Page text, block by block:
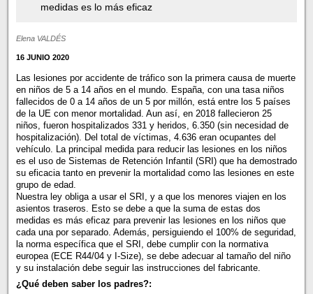
medidas es lo más eficaz
Elena VALDÉS
16 JUNIO 2020
Las lesiones por accidente de tráfico son la primera causa de muerte
en niños de 5 a 14 años en el mundo. España, con una tasa niños
fallecidos de 0 a 14 años de un 5 por millón, está entre los 5 países
de la UE con menor mortalidad. Aun así, en 2018 fallecieron 25
niños, fueron hospitalizados 331 y heridos, 6.350 (sin necesidad de
hospitalización). Del total de víctimas, 4.636 eran ocupantes del
vehículo. La principal medida para reducir las lesiones en los niños
es el uso de Sistemas de Retención Infantil (SRI) que ha demostrado
su eficacia tanto en prevenir la mortalidad como las lesiones en este
grupo de edad.
Nuestra ley obliga a usar el SRI, y a que los menores viajen en los
asientos traseros. Esto se debe a que la suma de estas dos
medidas es más eficaz para prevenir las lesiones en los niños que
cada una por separado. Además, persiguiendo el 100% de seguridad,
la norma específica que el SRI, debe cumplir con la normativa
europea (ECE R44/04 y I-Size), se debe adecuar al tamaño del niño
y su instalación debe seguir las instrucciones del fabricante.
¿Qué deben saber los padres?: